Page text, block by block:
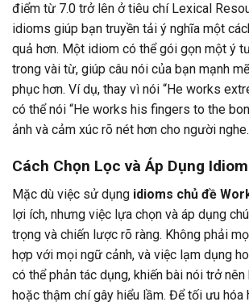
điểm từ 7.0 trở lên ở tiêu chí Lexical
idioms giúp bạn truyền tải ý nghĩa một
quả hơn. Một idiom có thể gói gọn một ý
trong vài từ, giúp câu nói của bạn mạnh
phục hơn. Ví dụ, thay vì nói “He works
có thể nói “He works his fingers to the
ảnh và cảm xúc rõ nét hơn cho người nghe.
Cách Chọn Lọc và Áp Dụng
Mặc dù việc sử dụng idioms chủ đề
lợi ích, nhưng việc lựa chọn và áp dụng
trọng và chiến lược rõ ràng. Không phải
hợp với mọi ngữ cảnh, và việc lạm dụng
có thể phản tác dụng, khiến bài nói trở
hoặc thậm chí gây hiểu lầm. Để tối ưu hóa